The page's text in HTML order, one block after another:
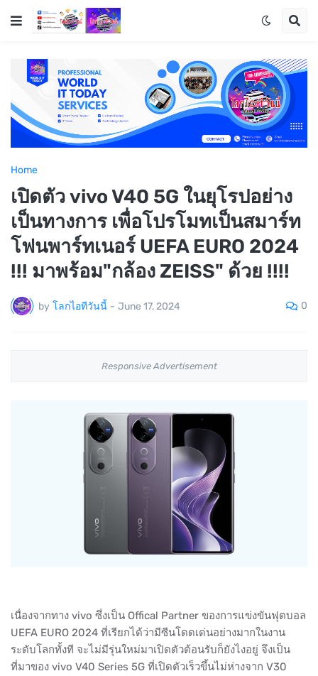
Home
เปิดตัว vivo V40 5G ในยุโรปอย่าง
เป็นทางการ เพื่อโปรโมทเป็นสมาร์ท
โฟนพาร์ทเนอร์ UEFA EURO 2024
!!! มาพร้อม"กล้อง ZEISS" ด้วย !!!!
by โลกไอทีวันนี้ - June 17, 2024 0
Responsive Advertisement
เนื่องจากทาง vivo ซึ่งเป็น Offical Partner ของการแข่งขันฟุตบอล
UEFA EURO 2024 ที่เรียกได้ว่ามีซีนโดดเด่นอย่างมากในงาน
ระดับโลกทั้งที จะไม่มีรุ่นใหม่มาเปิดตัวต้อนรับก็ยังไงอยู่ จึงเป็น
ที่มาของ vivo V40 Series 5G ที่เปิดตัวเร็วขึ้นไม่ห่างจาก V30